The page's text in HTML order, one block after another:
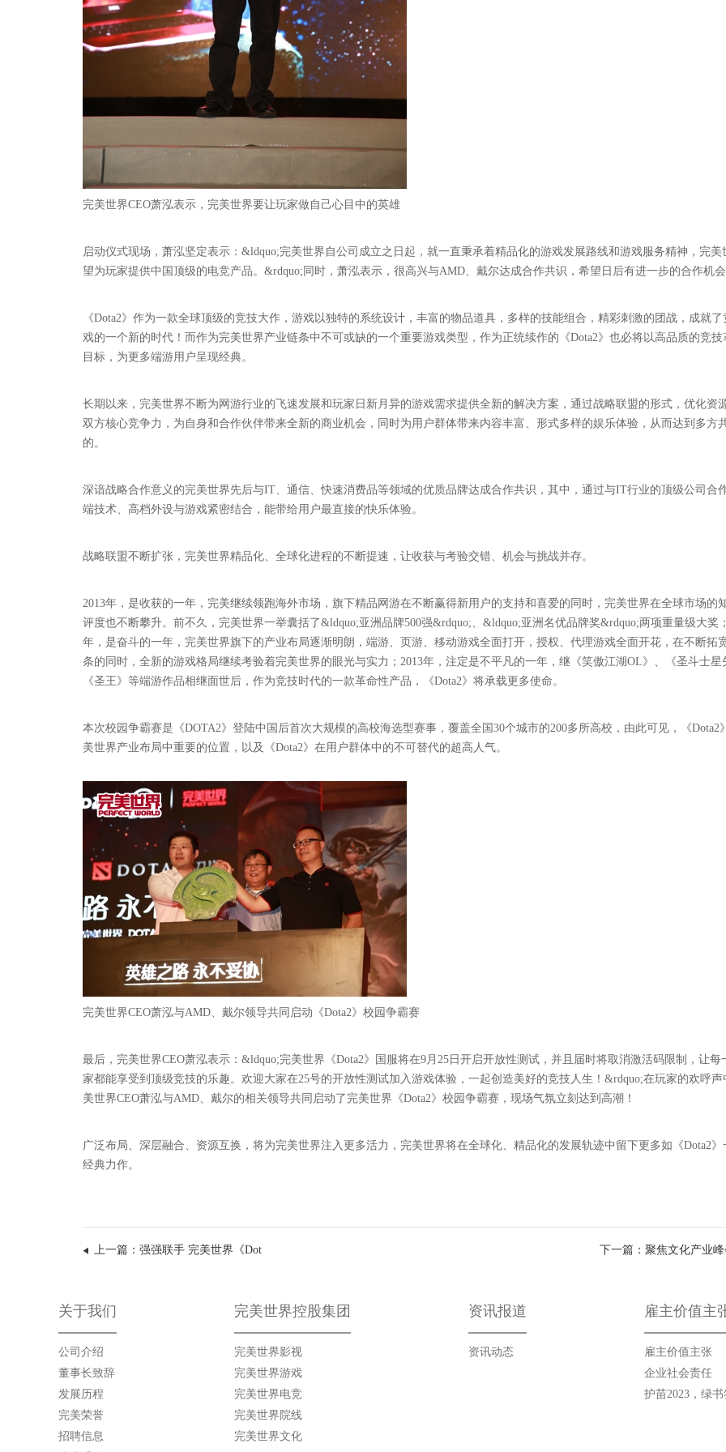
完美世界CEO萧泓表示，完美世界要让玩家做自己心目中的英雄
启动仪式现场，萧泓坚定表示：&ldquo;完美世界自公司成立之日起，就一直秉承着精品化的游戏发展路线和游戏服务精神，完美
望为玩家提供中国顶级的电竞产品。&rdquo;同时，萧泓表示，很高兴与AMD、戴尔达成合作共识，希望日后有进一步的合作机会
《Dota2》作为一款全球顶级的竞技大作，游戏以独特的系统设计，丰富的物品道具，多样的技能组合，精彩刺激的团战，成就了
戏的一个新的时代！而作为完美世界产业链条中不可或缺的一个重要游戏类型，作为正统续作的《Dota2》也必将以高品质的竞技
目标，为更多端游用户呈现经典。
长期以来，完美世界不断为网游行业的飞速发展和玩家日新月异的游戏需求提供全新的解决方案，通过战略联盟的形式，优化资
双方核心竞争力，为自身和合作伙伴带来全新的商业机会，同时为用户群体带来内容丰富、形式多样的娱乐体验，从而达到多方
的。
深谙战略合作意义的完美世界先后与IT、通信、快速消费品等领域的优质品牌达成合作共识，其中，通过与IT行业的顶级公司合
端技术、高档外设与游戏紧密结合，能带给用户最直接的快乐体验。
战略联盟不断扩张，完美世界精品化、全球化进程的不断提速，让收获与考验交错、机会与挑战并存。
2013年，是收获的一年，完美继续领跑海外市场，旗下精品网游在不断赢得新用户的支持和喜爱的同时，完美世界在全球市场的
评度也不断攀升。前不久，完美世界一举囊括了&ldquo;亚洲品牌500强&rdquo;、&ldquo;亚洲名优品牌奖&rdquo;两项重量级大奖
年，是奋斗的一年，完美世界旗下的产业布局逐渐明朗，端游、页游、移动游戏全面打开，授权、代理游戏全面开花，在不断拓
条的同时，全新的游戏格局继续考验着完美世界的眼光与实力；2013年，注定是不平凡的一年，继《笑傲江湖OL》、《圣斗士星
《圣王》等端游作品相继面世后，作为竞技时代的一款革命性产品，《Dota2》将承载更多使命。
本次校园争霸赛是《DOTA2》登陆中国后首次大规模的高校海选型赛事，覆盖全国30个城市的200多所高校，由此可见，《Dota2
美世界产业布局中重要的位置，以及《Dota2》在用户群体中的不可替代的超高人气。
完美世界CEO萧泓与AMD、戴尔领导共同启动《Dota2》校园争霸赛
最后，完美世界CEO萧泓表示：&ldquo;完美世界《Dota2》国服将在9月25日开启开放性测试，并且届时将取消激活码限制，让每
家都能享受到顶级竞技的乐趣。欢迎大家在25号的开放性测试加入游戏体验，一起创造美好的竞技人生！&rdquo;在玩家的欢呼声
美世界CEO萧泓与AMD、戴尔的相关领导共同启动了完美世界《Dota2》校园争霸赛，现场气氛立刻达到高潮！
广泛布局、深层融合、资源互换，将为完美世界注入更多活力，完美世界将在全球化、精品化的发展轨迹中留下更多如《Dota2》
经典力作。
下一篇：聚焦文化产业
上一篇：强强联手 完美世界《Dot